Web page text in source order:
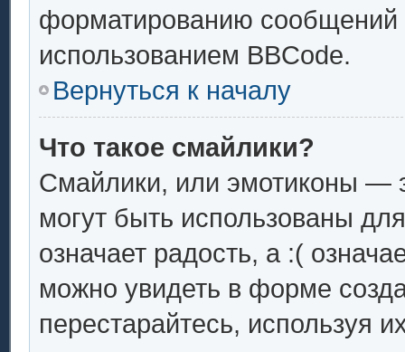
форматированию сообщений
использованием BBCode.
Вернуться к началу
Что такое смайлики?
Смайлики, или эмотиконы —
могут быть использованы
означает радость, а :(
можно увидеть в форме
перестарайтесь, используя